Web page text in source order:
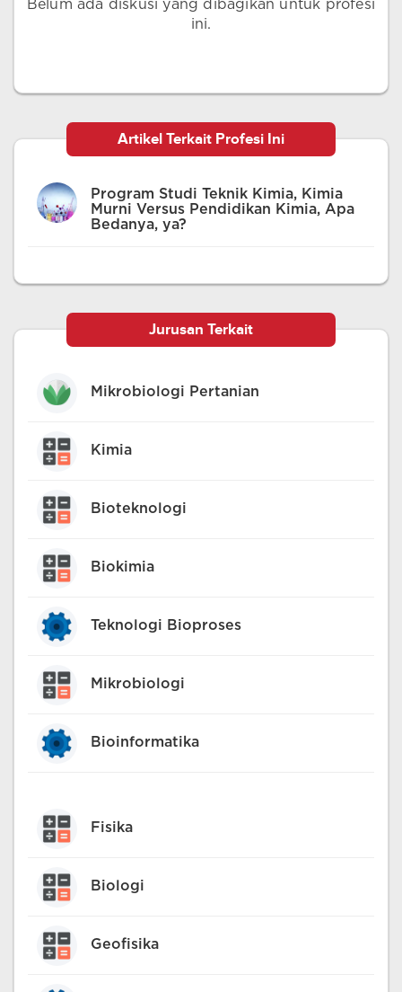
Belum ada diskusi yang dibagikan untuk profesi
ini.
Artikel Terkait Profesi Ini
Program Studi Teknik Kimia, Kimia
Murni Versus Pendidikan Kimia, Apa
Bedanya, ya?
Jurusan Terkait
Mikrobiologi Pertanian
Kimia
Bioteknologi
Biokimia
Teknologi Bioproses
Mikrobiologi
Bioinformatika
Fisika
Biologi
Geofisika